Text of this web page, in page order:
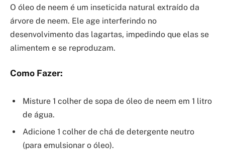
O óleo de neem é um inseticida natural extraído da
árvore de neem. Ele age interferindo no
desenvolvimento das lagartas, impedindo que elas se
alimentem e se reproduzam.
Como Fazer:
Misture 1 colher de sopa de óleo de neem em 1 litro
de água.
Adicione 1 colher de chá de detergente neutro
(para emulsionar o óleo).